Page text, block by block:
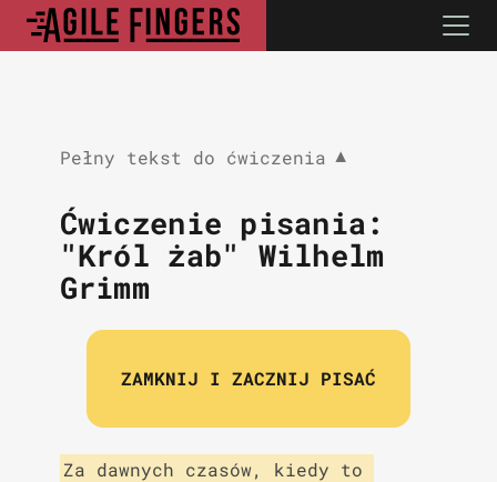
Pełny tekst do ćwiczenia ▼
Ćwiczenie pisania:
"Król żab" Wilhelm
Grimm
ZAMKNIJ I ZACZNIJ PISAĆ
Za dawnych czasów, kiedy to